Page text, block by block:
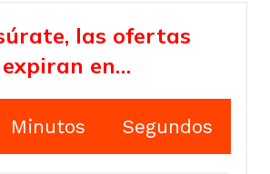
las ofertas
expiran en…
Minutos Segundos